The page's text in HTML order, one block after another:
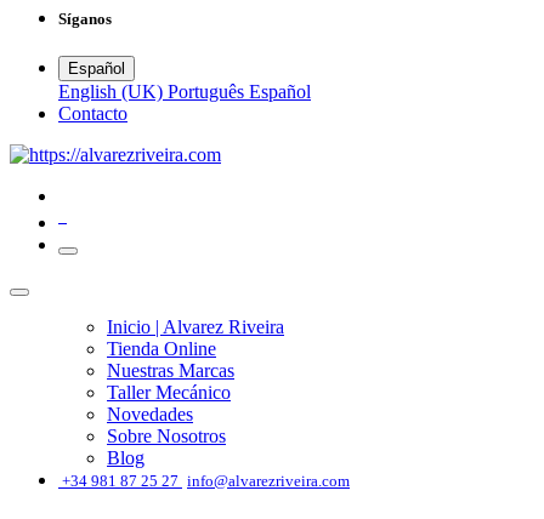
Síganos
Español
English (UK) Português Español
​Contacto
Inicio | Alvarez Riveira
Tienda Online
Nuestras Marcas
Taller Mecánico
Novedades
Sobre Nosotros
Blog
+34 981 87 25 27 info@alvarezriveira.com